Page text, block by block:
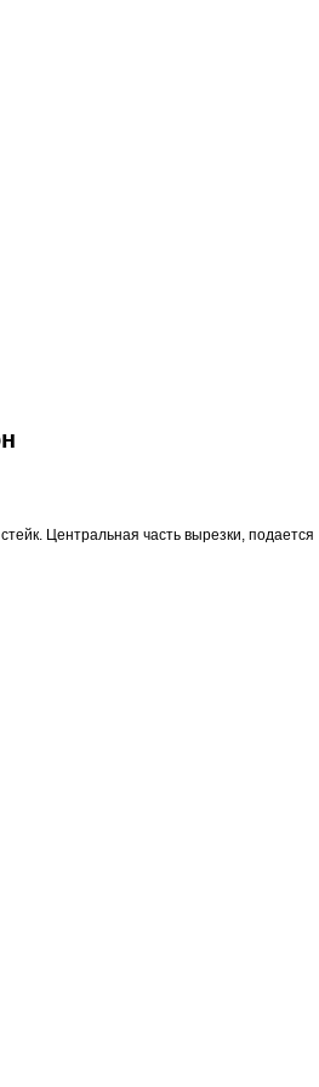
Центральная часть вырезки, подается